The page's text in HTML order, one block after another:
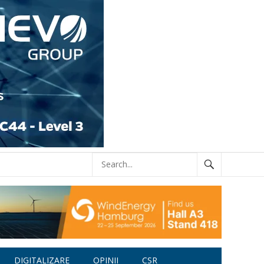
DIGITALIZARE OPINII CSR